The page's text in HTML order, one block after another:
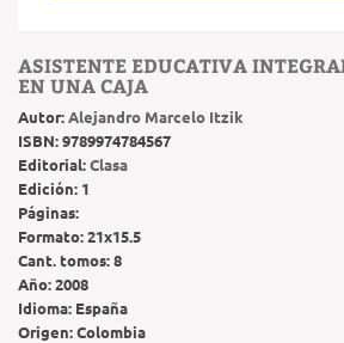
ASISTENTE EDUCATIVA
EN UNA CAJA
Autor:Alejandro Marcelo Itzik
ISBN:9789974784567
Editorial:Clasa
Edición: 1
Páginas:
Formato:21x15.5
Cant. tomos:8
Año:2008
Idioma: España
Origen:Colombia